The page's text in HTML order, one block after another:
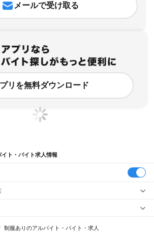
メールで受け取る
リを無料ダウンロード
ト・バイト求人情報
制服ありのアルバイト・バイト・求人